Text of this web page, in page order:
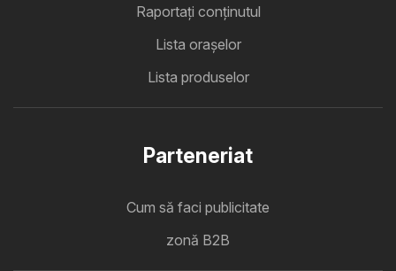
Raportați conținutul
Lista oraşelor
Lista produselor
Parteneriat
Cum să faci publicitate
zonă B2B